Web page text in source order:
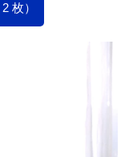
枚）